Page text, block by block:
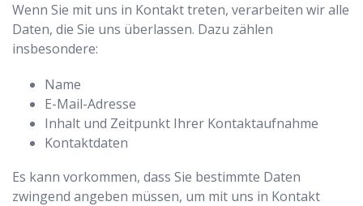
Wenn Sie mit uns in Kontakt treten, verarbeiten wir alle
Daten, die Sie uns überlassen. Dazu zählen
insbesondere:
Name
E-Mail-Adresse
Inhalt und Zeitpunkt Ihrer Kontaktaufnahme
Kontaktdaten
Es kann vorkommen, dass Sie bestimmte Daten
zwingend angeben müssen, um mit uns in Kontakt